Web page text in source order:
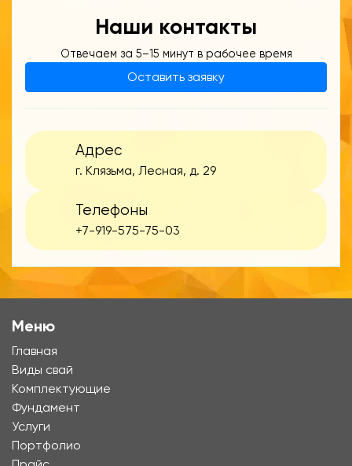
Наши контакты
Отвечаем за 5–15 минут в рабочее время
Оставить заявку
Адрес
г. Клязьма, Лесная, д. 29
Телефоны
+7-919-575-75-03
Меню
Главная
Виды свай
Комплектующие
Фундамент
Услуги
Портфолио